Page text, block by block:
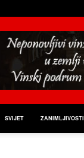
SVIJET ZANIMLJIVOSTI